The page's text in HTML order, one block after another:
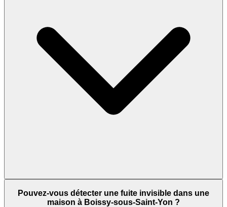
Pouvez-vous détecter une fuite invisible dans une
maison à Boissy-sous-Saint-Yon ?